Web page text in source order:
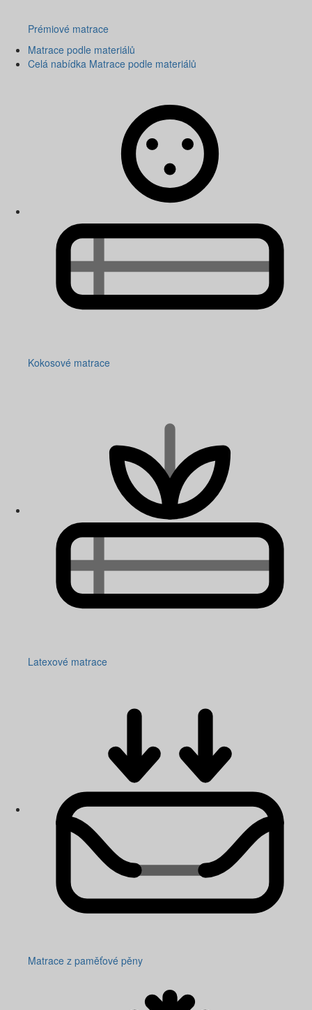
Prémiové matrace
Matrace podle materiálů
Celá nabídka Matrace podle materiálů
Kokosové matrace
Latexové matrace
Matrace z paměťové pěny